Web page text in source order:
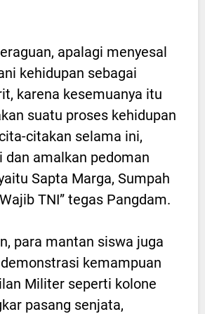
apalagi menyesal
kehidupan sebagai
karena kesemuanya itu
suatu proses kehidupan
citakan selama ini,
dan amalkan pedoman
Sapta Marga, Sumpah
TNI” tegas Pangdam.
para mantan siswa juga
kemampuan
Militer seperti kolone
pasang senjata,